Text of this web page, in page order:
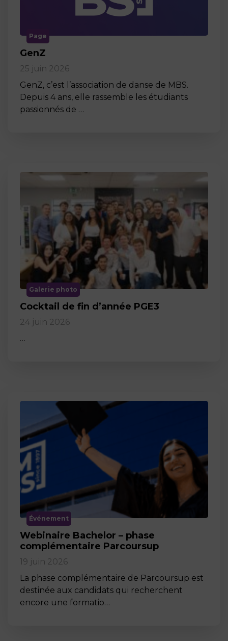
Page
GenZ
25 juin 2026
GenZ, c’est l’association de danse de MBS.
Depuis 4 ans, elle rassemble les étudiants
passionnés de …
Galerie photo
Cocktail de fin d’année PGE3
24 juin 2026
…
Événement
Webinaire Bachelor – phase
complémentaire Parcoursup
19 juin 2026
La phase complémentaire de Parcoursup est
destinée aux candidats qui recherchent
encore une formatio…